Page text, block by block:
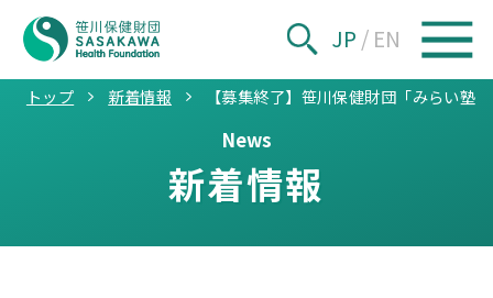
JP / EN
トップ 新着情報 【募集終了】笹川保健財団「みらい
News
新着情報